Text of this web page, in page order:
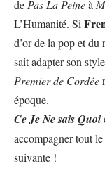
de Pas La Peineà
L’Humanité. Si
d’or de la pop et du
sait adapter son
Premier de Cordée
époque.
Ce Je Ne sais Quoi
accompagner tout
suivante !